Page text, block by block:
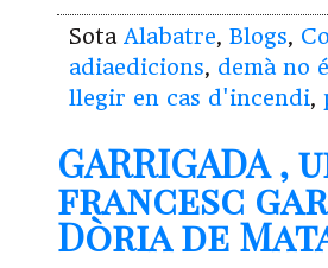
Sota Alabatre, Blogs,
adiaedicions, demà no
llegir en cas d'incendi,
GARRIGADA
francesc
Dòria de